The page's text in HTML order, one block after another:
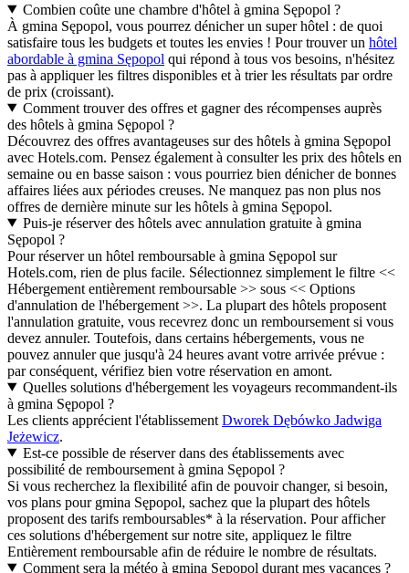
Combien coûte une chambre d'hôtel à gmina Sępopol ?
À gmina Sępopol, vous pourrez dénicher un super hôtel : de quoi
satisfaire tous les budgets et toutes les envies ! Pour trouver un hôtel
abordable à gmina Sępopol qui répond à tous vos besoins, n'hésitez
pas à appliquer les filtres disponibles et à trier les résultats par ordre
de prix (croissant).
Comment trouver des offres et gagner des récompenses auprès
des hôtels à gmina Sępopol ?
Découvrez des offres avantageuses sur des hôtels à gmina Sępopol
avec Hotels.com. Pensez également à consulter les prix des hôtels en
semaine ou en basse saison : vous pourriez bien dénicher de bonnes
affaires liées aux périodes creuses. Ne manquez pas non plus nos
offres de dernière minute sur les hôtels à gmina Sępopol.
Puis-je réserver des hôtels avec annulation gratuite à gmina
Sępopol ?
Pour réserver un hôtel remboursable à gmina Sępopol sur
Hotels.com, rien de plus facile. Sélectionnez simplement le filtre <<
Hébergement entièrement remboursable >> sous << Options
d'annulation de l'hébergement >>. La plupart des hôtels proposent
l'annulation gratuite, vous recevrez donc un remboursement si vous
devez annuler. Toutefois, dans certains hébergements, vous ne
pouvez annuler que jusqu'à 24 heures avant votre arrivée prévue :
par conséquent, vérifiez bien votre réservation en amont.
Quelles solutions d'hébergement les voyageurs recommandent-ils
à gmina Sępopol ?
Les clients apprécient l'établissement Dworek Dębówko Jadwiga
Jeżewicz.
Est-ce possible de réserver dans des établissements avec
possibilité de remboursement à gmina Sępopol ?
Si vous recherchez la flexibilité afin de pouvoir changer, si besoin,
vos plans pour gmina Sępopol, sachez que la plupart des hôtels
proposent des tarifs remboursables* à la réservation. Pour afficher
ces solutions d'hébergement sur notre site, appliquez le filtre
Entièrement remboursable afin de réduire le nombre de résultats.
Comment sera la météo à gmina Sępopol durant mes vacances ?